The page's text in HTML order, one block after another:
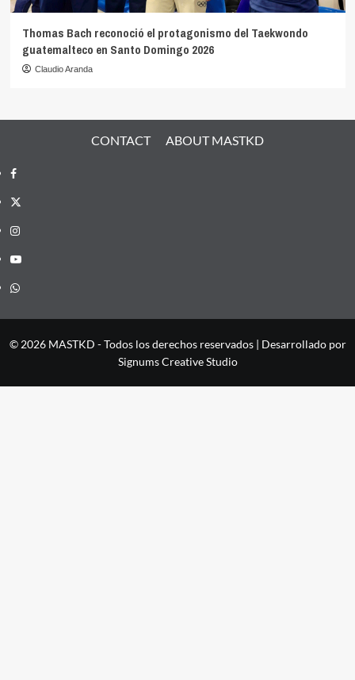
Thomas Bach reconoció el protagonismo del Taekwondo
guatemalteco en Santo Domingo 2026
Claudio Aranda
CONTACT ABOUT MASTKD
Facebook
X
Instagram
YouTube
Whatsapp